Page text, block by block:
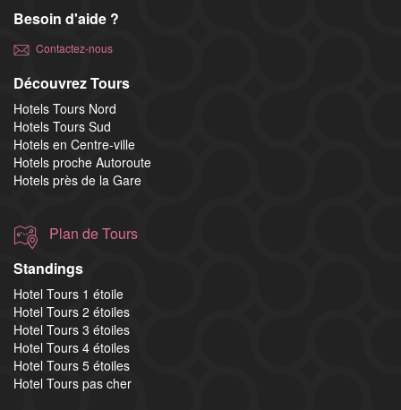
Besoin d'aide ?
Contactez-nous
Découvrez Tours
Hotels Tours Nord
Hotels Tours Sud
Hotels en Centre-ville
Hotels proche Autoroute
Hotels près de la Gare
Plan de Tours
Standings
Hotel Tours 1 étoile
Hotel Tours 2 étoiles
Hotel Tours 3 étoiles
Hotel Tours 4 étoiles
Hotel Tours 5 étoiles
Hotel Tours pas cher